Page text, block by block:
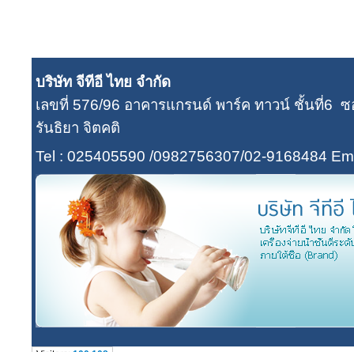
บริษัท จีทีอี ไทย จำกัด
เลขที่ 576/96 อาคารแกรนด์ พาร์ค ทาวน์ ชั้นที่6
รันธิยา จิตคติ
Tel : 025405590 /0982756307/02-9168484